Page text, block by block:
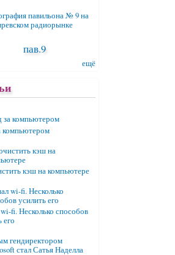
пав.9
ещё
компьютером
кэш на компьютере
fi. Несколько способов
его